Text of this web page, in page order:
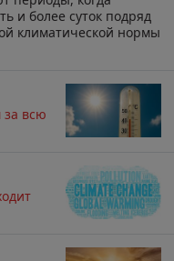
и более суток подряд
климатической нормы
всю